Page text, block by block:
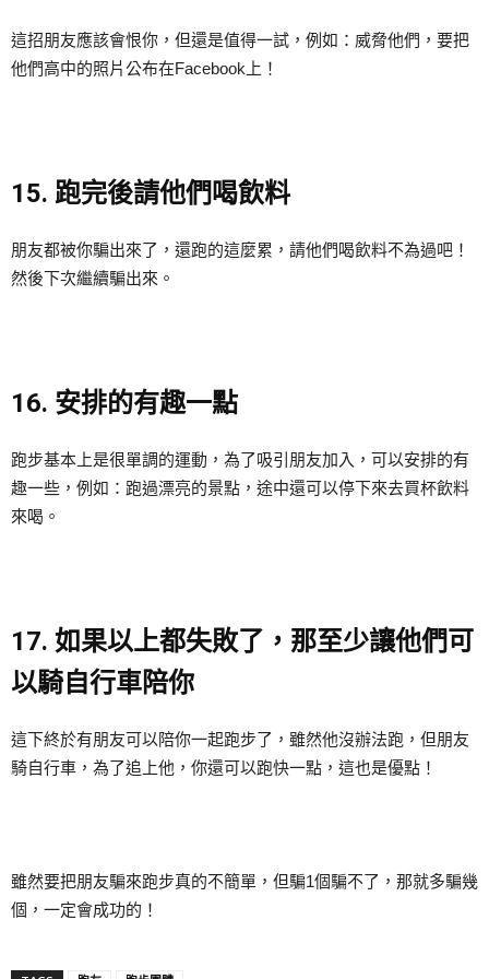
這招朋友應該會恨你，但還是值得一試，例如：威脅他們，要把
他們高中的照片公布在Facebook上！
15. 跑完後請他們喝飲料
朋友都被你騙出來了，還跑的這麼累，請他們喝飲料不為過吧！
然後下次繼續騙出來。
16. 安排的有趣一點
跑步基本上是很單調的運動，為了吸引朋友加入，可以安排的有
趣一些，例如：跑過漂亮的景點，途中還可以停下來去買杯飲料
來喝。
17. 如果以上都失敗了，那至少讓他們可
以騎自行車陪你
這下終於有朋友可以陪你一起跑步了，雖然他沒辦法跑，但朋友
騎自行車，為了追上他，你還可以跑快一點，這也是優點！
雖然要把朋友騙來跑步真的不簡單，但騙1個騙不了，那就多騙幾
個，一定會成功的！